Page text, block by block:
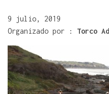
9 julio, 2019
Organizado por : Torco